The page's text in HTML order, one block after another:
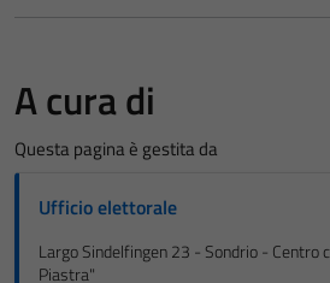
A cura di
Questa pagina è gestita da
Ufficio elettorale
Largo Sindelfingen 23 - Sondrio - Centro
Piastra"